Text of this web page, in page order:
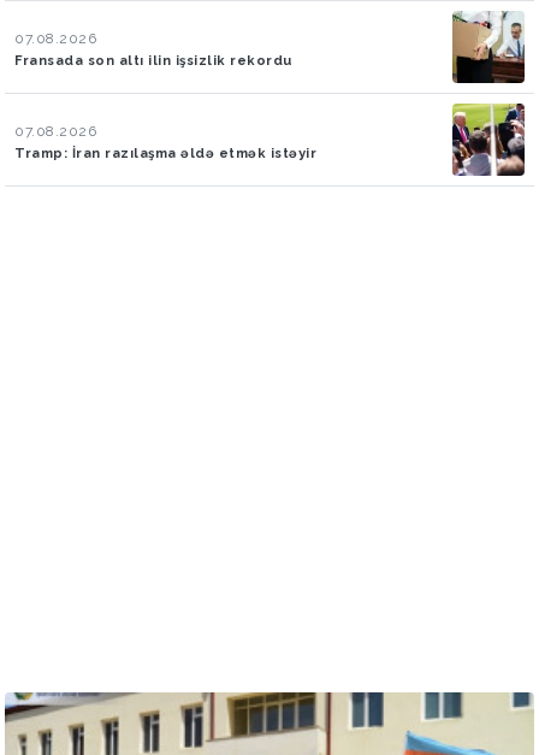
07.08.2026
Fransada son altı ilin işsizlik rekordu
07.08.2026
Tramp: İran razılaşma əldə etmək istəyir